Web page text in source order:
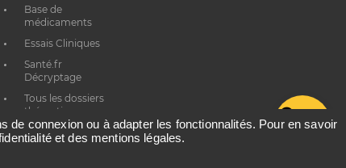
Base de
médicaments
Essais Cliniques
Santé.fr
Décryptage
Tous les dossiers
thématiques
de connexion ou à adapter les fonctionnalités. Pour en savoir
et des mentions légales.